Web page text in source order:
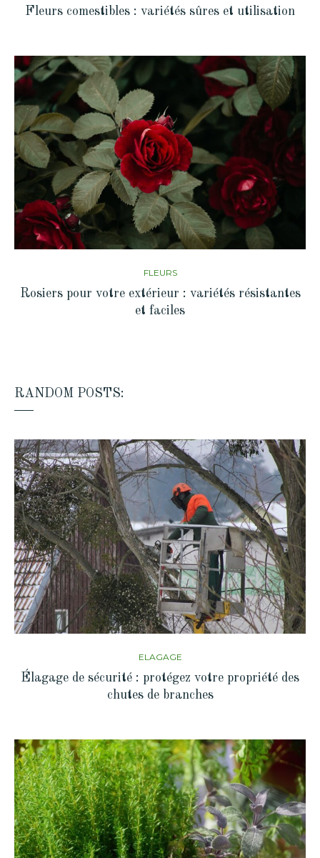
Fleurs comestibles : variétés sûres et utilisation
FLEURS
Rosiers pour votre extérieur : variétés résistantes
et faciles
RANDOM POSTS:
ELAGAGE
Élagage de sécurité : protégez votre propriété des
chutes de branches